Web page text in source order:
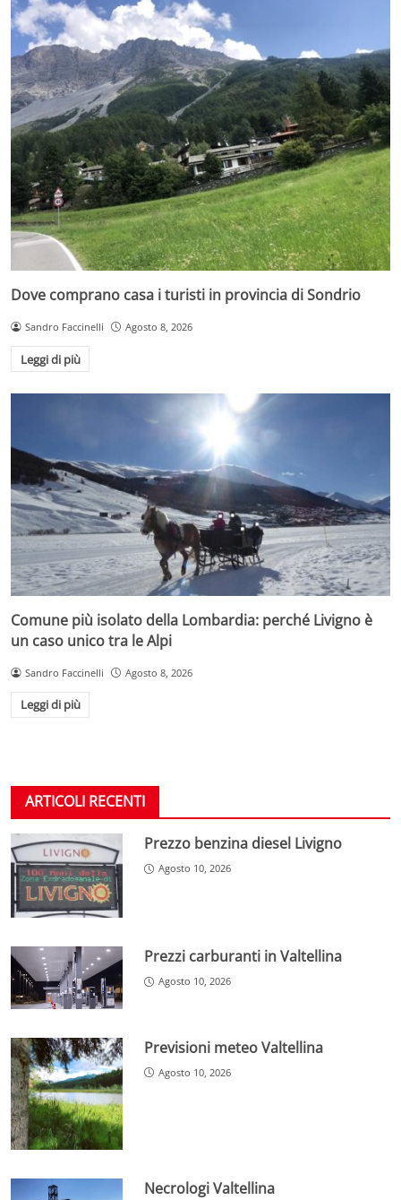
Dove comprano casa i turisti in provincia di Sondrio
Sandro Faccinelli Agosto 8, 2026
Leggi di più
Comune più isolato della Lombardia: perché Livigno è
un caso unico tra le Alpi
Sandro Faccinelli Agosto 8, 2026
Leggi di più
ARTICOLI RECENTI
Prezzo benzina diesel Livigno
Agosto 10, 2026
Prezzi carburanti in Valtellina
Agosto 10, 2026
Previsioni meteo Valtellina
Agosto 10, 2026
Necrologi Valtellina